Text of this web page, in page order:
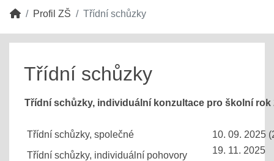
Profil ZŠ Třídní schůzky
Třídní schůzky
Třídní schůzky, individuální konzultace pro školní rok
Třídní schůzky, společné
10. 09. 2025
Třídní schůzky, individuální pohovory
19. 11. 2025